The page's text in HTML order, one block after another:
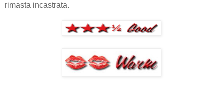
rimasta incastrata.